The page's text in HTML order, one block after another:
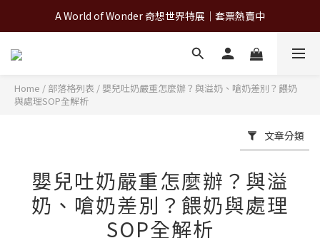
A World of Wonder 奇想世界特展｜套票熱賣中
A World of Wonder 奇想世界特展｜套票熱賣中
古北町總代理官方商城 hegen/PARASOL/färska/Poled/MiaMily
Home / 部落格列表 / 嬰兒吐奶嚴重怎麼辦？與溢奶、嗆奶差別？餵奶
與處理SOP全解析
文章分類
嬰兒吐奶嚴重怎麼辦？與溢
奶、嗆奶差別？餵奶與處理
SOP全解析